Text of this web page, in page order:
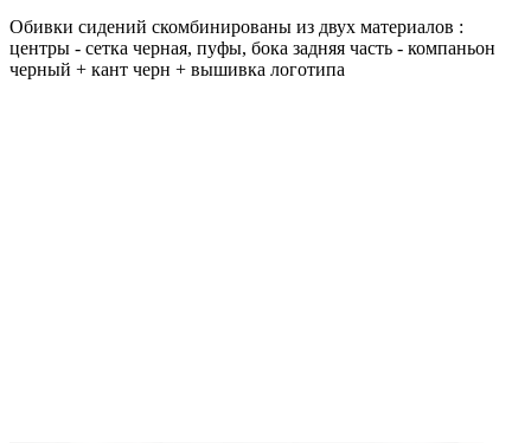
Обивки сидений скомбинированы из двух материалов :
центры - сетка черная, пуфы, бока задняя часть - компаньон
черный + кант черн + вышивка логотипа